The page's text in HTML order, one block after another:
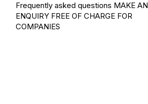
Frequently asked questions MAKE AN
ENQUIRY FREE OF CHARGE FOR
COMPANIES